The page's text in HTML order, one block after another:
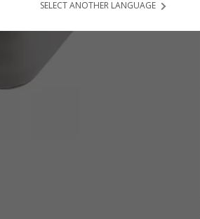
SELECT ANOTHER LANGUAGE